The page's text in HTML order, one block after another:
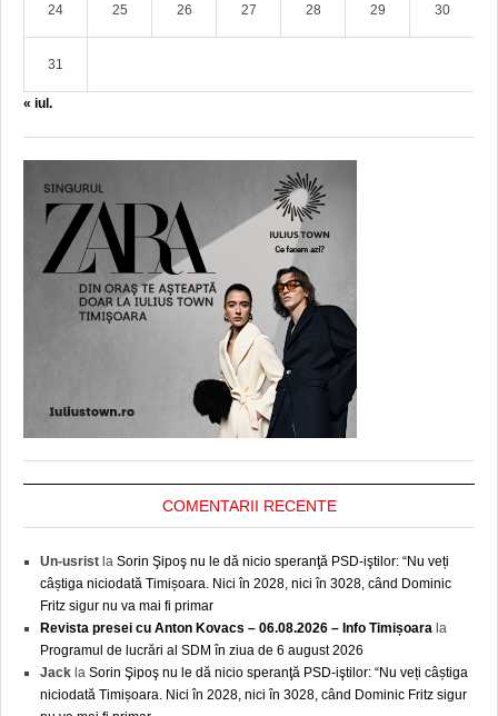
24 25 26 27 28 29 30
31
« iul.
COMENTARII RECENTE
Un-usrist la Sorin Şipoş nu le dă nicio speranţă PSD-iştilor: “Nu veți
câștiga niciodată Timișoara. Nici în 2028, nici în 3028, când Dominic
Fritz sigur nu va mai fi primar
Revista presei cu Anton Kovacs – 06.08.2026 – Info Timișoara la
Programul de lucrări al SDM în ziua de 6 august 2026
Jack la Sorin Şipoş nu le dă nicio speranţă PSD-iştilor: “Nu veți câștiga
niciodată Timișoara. Nici în 2028, nici în 3028, când Dominic Fritz sigur